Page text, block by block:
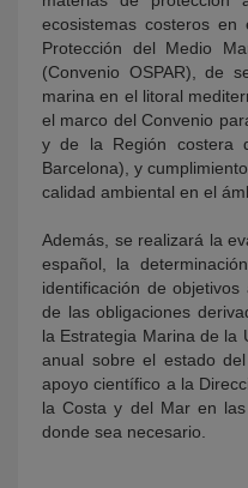
ecosistemas costeros
Protección del Medio
(Convenio OSPAR), de
marina en el litoral
el marco del Convenio
y de la Región costera
Barcelona), y
calidad ambiental en el
Además, se realizará la
español, la
identificación de
de las obligaciones
la Estrategia Marina de la
anual sobre el estado
apoyo científico a la
la Costa y del Mar en
donde sea necesario.